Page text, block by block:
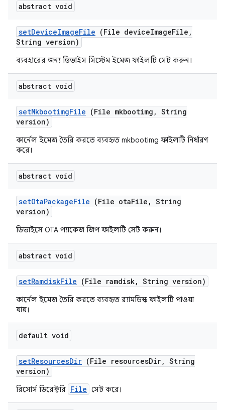
abstract void
setDeviceImageFile (File deviceImageFile ,
String version)
ব্যবহারের জন্য ডিভাইস সিস্টেম ইমেজ ফাইলটি সেট করুন।
abstract void
setMkbootimgFile (File mkbootimg , String
version)
কার্নেল ইমেজ তৈরি করতে ব্যবহৃত mkbootimg ফাইলটি নির্ধারণ
করে।
abstract void
setOtaPackageFile (File otaFile , String
version)
ডিভাইসে OTA প্যাকেজ জিপ ফাইলটি সেট করুন।
abstract void
setRamdiskFile (File ramdisk, String version)
কার্নেল ইমেজ তৈরি করতে ব্যবহৃত র‍্যামডিস্ক ফাইলটি পাওয়া
যায়।
default void
setResourcesDir (File resourcesDir, String
version)
রিসোর্স ডিরেক্টরি File সেট করে।